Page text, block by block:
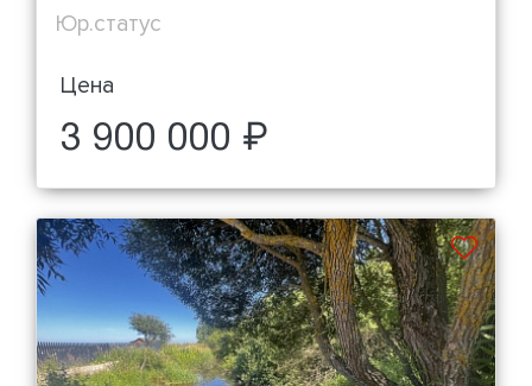
Юр.статус
Цена
3 900 000 ₽